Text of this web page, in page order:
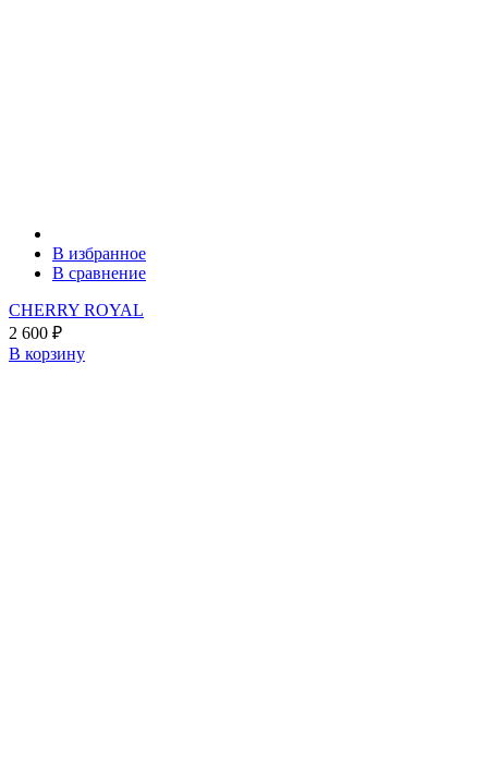
В избранное
В сравнение
CHERRY ROYAL
2 600 ₽
В корзину